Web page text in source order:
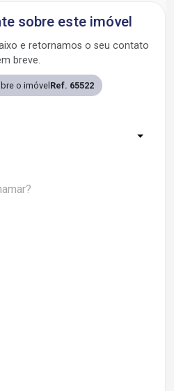
sobre este imóvel
e retornamos o seu contato
breve.
o imóvel Ref. 65522